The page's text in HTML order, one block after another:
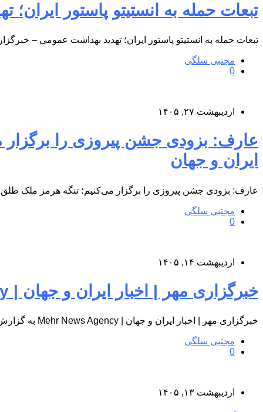
تبعات حمله به انستیتو پاستور ایران؛ تهدید بهداشت عمومی
تبعات حمله به انستیتو پاستور ایران؛ تهدید بهداشت عمومی –
مجتبی سلگی
0
اردیبهشت ۲۷, ۱۴۰۵
ایران و جهان
عارف: بزودی جشن پیروزی را برگزار می‌کنیم؛ تنگه هرمز ملک
مجتبی سلگی
0
اردیبهشت ۱۴, ۱۴۰۵
خبرگزاری مهر | اخبار ایران و جهان | Mehr News Agency
خبرگزاری مهر | اخبار ایران و جهان | Mehr News Agency به گزارش پایگاه اطلاع‌رسانی درمانگاه شبانه‌روزی کوثر پردیس، به…
مجتبی سلگی
0
اردیبهشت ۱۳, ۱۴۰۵